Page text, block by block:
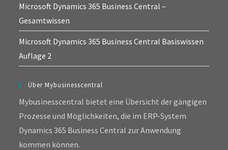
Microsoft Dynamics 365 Business Central –
Gesamtwissen
Microsoft Dynamics 365 Business Central Basiswissen
Auflage 2
Über Mybusinesscentral
Mybusinesscentral bietet eine Übersicht der gängigen
Prozesse und Möglichkeiten, die im ERP-System
Dynamics 365 Business Central zur Anwendung
kommen können.